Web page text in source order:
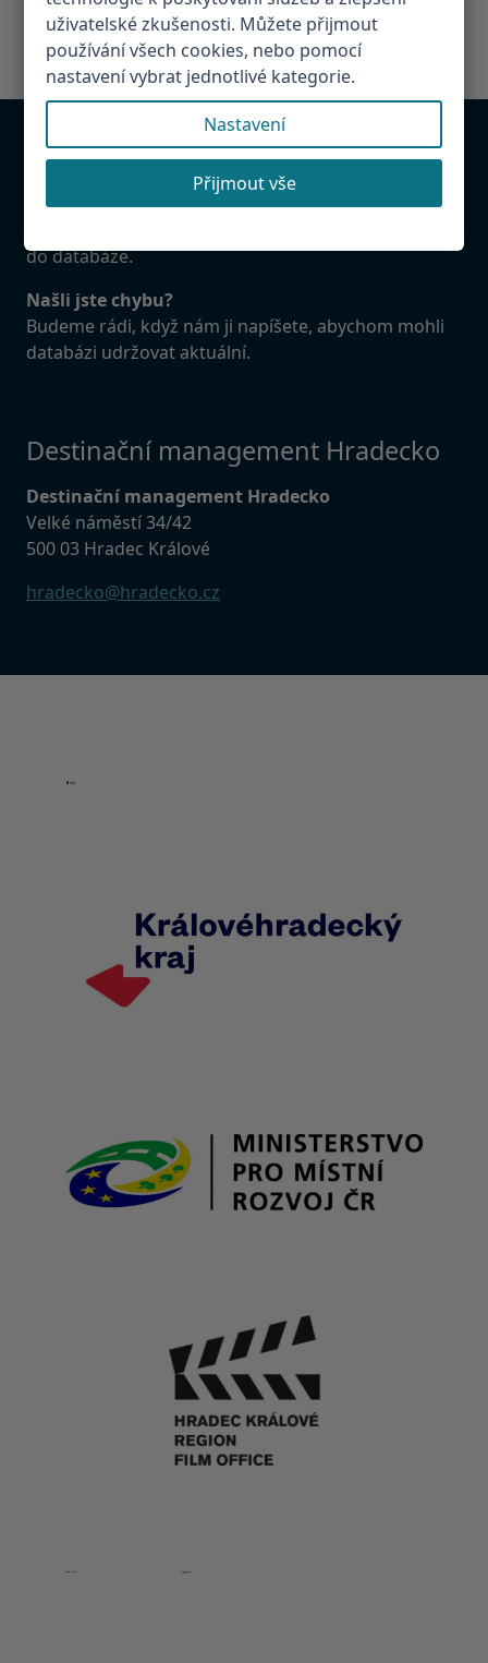
Chcete být v databázi?
Provozujete atrakci, restauraci, penzion v
do databáze.
Našli jste chybu?
Budeme rádi, když nám ji napíšete, abychom mohli
databázi udržovat aktuální.
Destinační management Hradecko
Destinační management Hradecko
Velké náměstí 34/42
500 03 Hradec Králové
hradecko@hradecko.cz
uživatelské zkušenosti. Můžete přijmout
používání všech cookies, nebo pomocí
nastavení vybrat jednotlivé kategorie.
Nastavení
Přijmout vše